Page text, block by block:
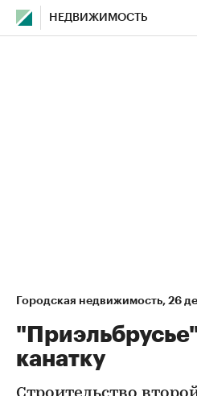
НЕДВИЖИМОСТЬ
Городская недвижимость⁠, 26
канатку